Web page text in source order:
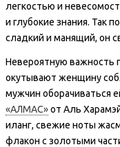
легкостью и
и глубокие знания. Так
сладкий и манящий, он
Невероятную важность
окутывают женщину
мужчин оборачиваться
«АЛМАС»от Аль
иланг, свежие ноты
флакон с золотыми